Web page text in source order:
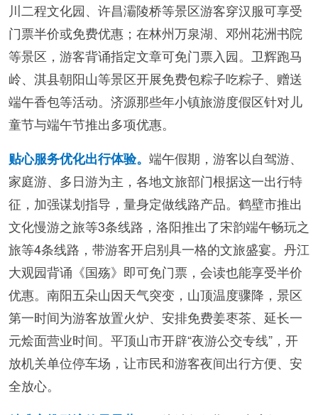
川二程文化园、许昌灞陵桥等景区游客穿汉服可享受
门票半价或免费优惠；在林州万泉湖、邓州花洲书院
等景区，游客背诵指定文章可免门票入园。卫辉跑马
岭、淇县朝阳山等景区开展免费包粽子吃粽子、赠送
端午香包等活动。济源那些年小镇旅游度假区针对儿
童节与端午节推出多项优惠。
贴心服务优化出行体验。 端午假期，游客以自驾游、
家庭游、多日游为主，各地文旅部门根据这一出行特
征，加强谋划指导，量身定做线路产品。鹤壁市推出
文化慢游之旅等3条线路，洛阳推出了宋韵端午畅玩之
旅等4条线路，带游客开启别具一格的文旅盛宴。丹江
大观园背诵《国殇》即可免门票，会读也能享受半价
优惠。南阳五朵山因天气突变，山顶温度骤降，景区
第一时间为游客放置火炉、安排免费姜枣茶、延长一
元烩面营业时间。平顶山市开辟“夜游公交专线”，开
放机关单位停车场，让市民和游客夜间出行方便、安
全放心。